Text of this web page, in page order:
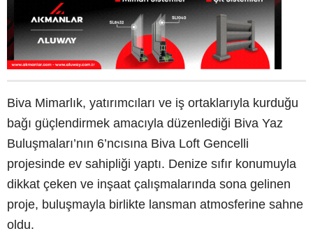
Biva Mimarlık, yatırımcıları ve iş ortaklarıyla kurduğu
bağı güçlendirmek amacıyla düzenlediği Biva Yaz
Buluşmaları’nın 6’ncısına Biva Loft Gencelli
projesinde ev sahipliği yaptı. Denize sıfır konumuyla
dikkat çeken ve inşaat çalışmalarında sona gelinen
proje, buluşmayla birlikte lansman atmosferine sahne
oldu.